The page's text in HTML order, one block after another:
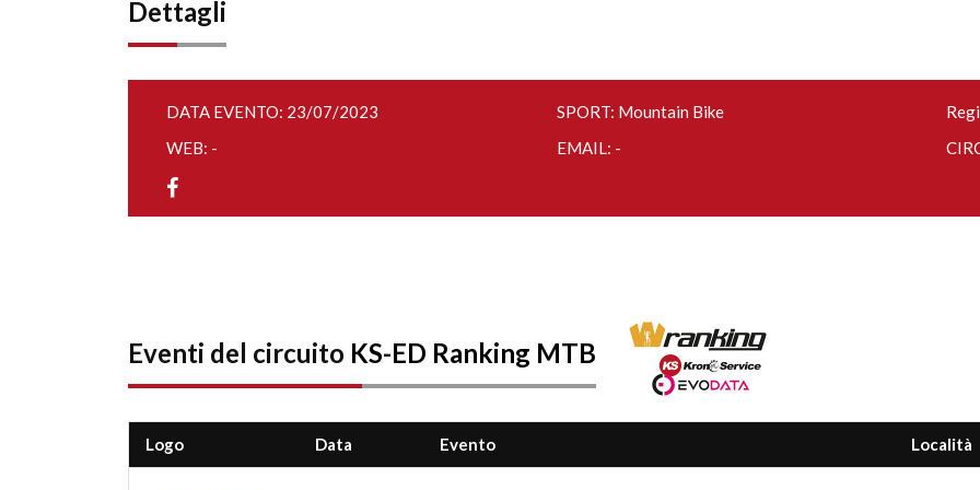
Dettagli
DATA EVENTO: 23/07/2023 SPORT: Mountain Bike
WEB: -
EMAIL: -
Eventi del circuito KS-ED Ranking MTB
Logo Data Evento Località